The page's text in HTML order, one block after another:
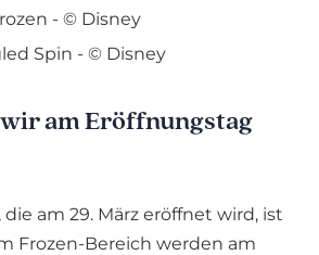
am Eröffnungstag
am 29. März eröffnet wird, ist
Frozen-Bereich werden am